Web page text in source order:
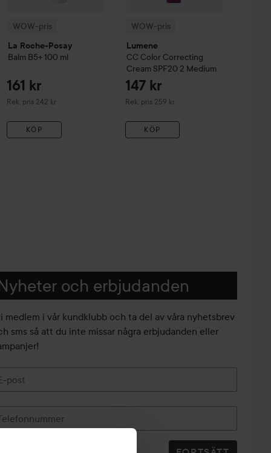
WOW-pris
La Roche-Posay
Balm B5+ 100 ml
161 kr
Rek. pris 242 kr
Rekommenderat pris 242 kr
KÖP
WOW-pris
Lumene
CC Color Correcting
Cream SPF20 2 Medium
147 kr
Rek. pris 259 kr
Rekommenderat pris 259 kr
KÖP
och erbjudanden
medlem i vår kundklubb och ta del av våra nyhetsbrev
sms så att du inte missar några erbjudanden eller
post